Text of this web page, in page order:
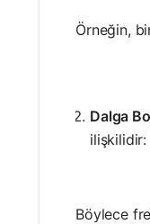
Örneğin,
Dalga
ilişkilidir:
Böylece